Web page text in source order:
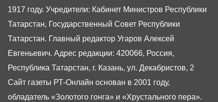
1917 году. Учредители: Кабинет Министров Республики
Татарстан, Государственный Совет Республики
Татарстан. Главный редактор Угаров Алексей
Евгеньевич. Адрес редакции: 420066, Россия,
Республика Татарстан, г. Казань, ул. Декабристов, 2
Сайт газеты РТ-Онлайн основан в 2001 году,
обладатель «Золотого гонга» и «Хрустального пера».